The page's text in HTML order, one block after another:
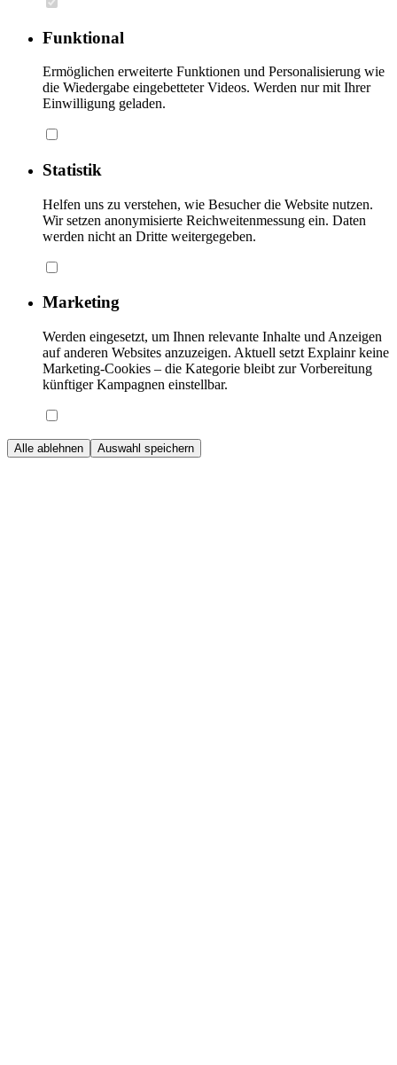
Funktional
Ermöglichen erweiterte Funktionen und Personalisierung wie
die Wiedergabe eingebetteter Videos. Werden nur mit Ihrer
Einwilligung geladen.
Statistik
Helfen uns zu verstehen, wie Besucher die Website nutzen.
Wir setzen anonymisierte Reichweitenmessung ein. Daten
werden nicht an Dritte weitergegeben.
Marketing
Werden eingesetzt, um Ihnen relevante Inhalte und Anzeigen
auf anderen Websites anzuzeigen. Aktuell setzt Explainr keine
Marketing-Cookies – die Kategorie bleibt zur Vorbereitung
künftiger Kampagnen einstellbar.
Alle ablehnen Auswahl speichern